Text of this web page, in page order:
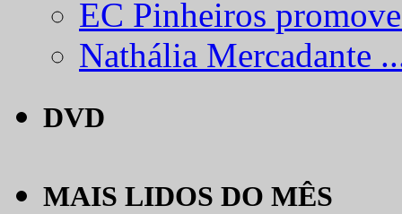
EC Pinheiros
Nathália Mercadante
DVD
MAIS LIDOS DO MÊS